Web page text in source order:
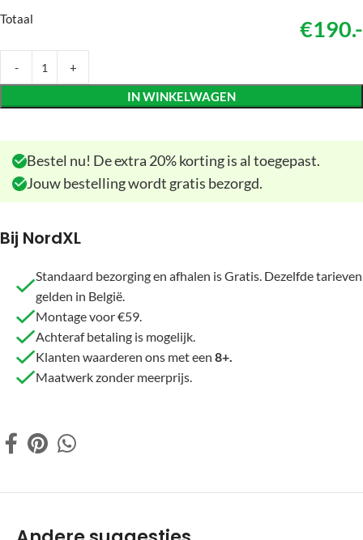
Totaal €190.-
IN WINKELWAGEN
Bestel nu! De extra 20% korting is al toegepast.
Jouw bestelling wordt gratis bezorgd.
Bij NordXL
Standaard bezorging en afhalen is Gratis. Dezelfde tarieven
gelden in België.
Montage voor €59.
Achteraf betaling is mogelijk.
Klanten waarderen ons met een 8+.
Maatwerk zonder meerprijs.